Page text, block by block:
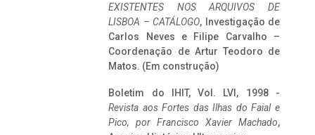
EXISTENTES NOS ARQUIVOS DE
LISBOA – CATÁLOGO, Investigação de
Carlos Neves e Filipe Carvalho –
Coordenação de Artur Teodoro de
Matos. (Em construção)
Boletim do IHIT, Vol. LVI, 1998 -
Revista aos Fortes das Ilhas do Faial e
Pico, por Francisco Xavier Machado,